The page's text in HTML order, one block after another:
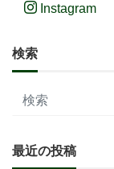
Instagram
検索
最近の投稿